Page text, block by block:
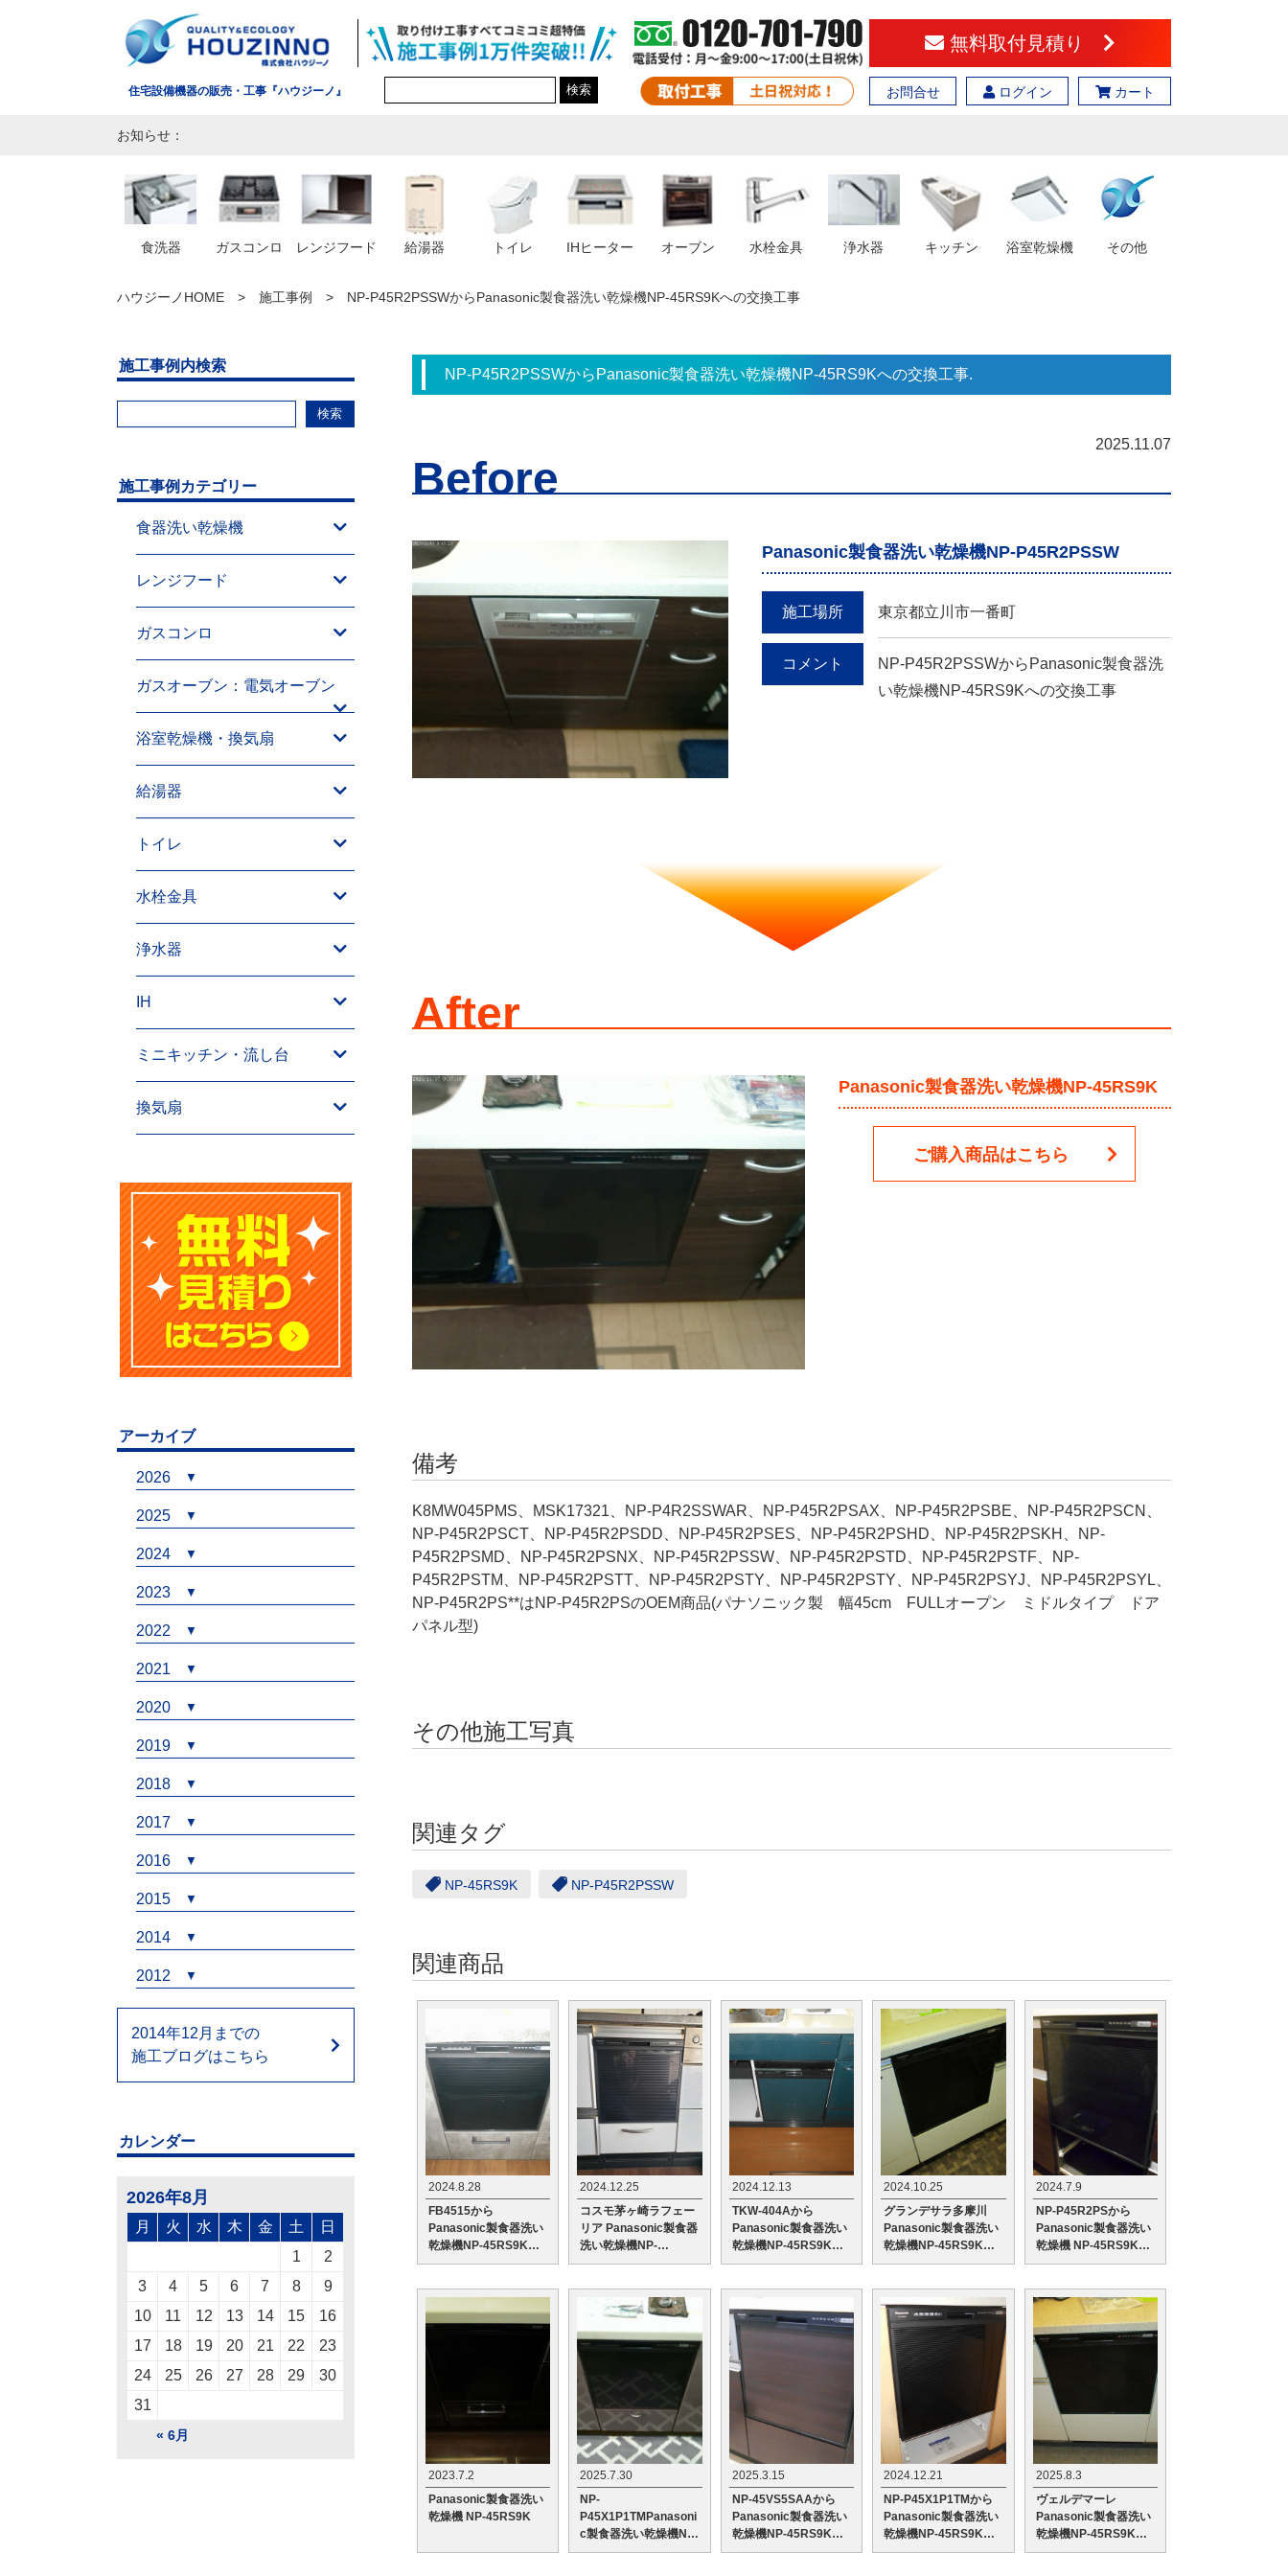
住宅設備機器の販売・工事『ハウジーノ』 検索
無料取付見積り
お問合せ ログイン カート
お知らせ：
食洗器 ガスコンロ レンジフード 給湯器 トイレ IHヒーター オーブン 水栓金具 浄水器 キッチン 浴室乾燥機 その他
ハウジーノHOME 施工事例 NP-P45R2PSSWからPanasonic製食器洗い乾燥機NP-45RS9Kへの交換工事
NP-P45R2PSSWからPanasonic製食器洗い乾燥機NP-45RS9Kへの交換工事.
2025.11.07
Before
Panasonic製食器洗い乾燥機NP-P45R2PSSW
施工場所 東京都立川市一番町
コメント
NP-P45R2PSSWからPanasonic製食器洗
い乾燥機NP-45RS9Kへの交換工事
After
Panasonic製食器洗い乾燥機NP-45RS9K
ご購入商品はこちら
備考
K8MW045PMS、MSK17321、NP-P4R2SSWAR、NP-P45R2PSAX、NP-P45R2PSBE、NP-P45R2PSCN、
NP-P45R2PSCT、NP-P45R2PSDD、NP-P45R2PSES、NP-P45R2PSHD、NP-P45R2PSKH、NP-
P45R2PSMD、NP-P45R2PSNX、NP-P45R2PSSW、NP-P45R2PSTD、NP-P45R2PSTF、NP-
P45R2PSTM、NP-P45R2PSTT、NP-P45R2PSTY、NP-P45R2PSTY、NP-P45R2PSYJ、NP-P45R2PSYL、
NP-P45R2PS**はNP-P45R2PSのOEM商品(パナソニック製 幅45cm FULLオープン ミドルタイプ ドア
パネル型)
その他施工写真
関連タグ
NP-45RS9K NP-P45R2PSSW
関連商品
2024.8.28
FB4515から
Panasonic製食器洗い
乾燥機NP-45RS9Kへ
の交換工事
2024.12.25
コスモ茅ヶ崎ラフェー
リア Panasonic製食器
洗い乾燥機NP-
45RS9Kへの交換工事
2024.12.13
TKW-404Aから
Panasonic製食器洗い
乾燥機NP-45RS9Kへ
の交換工事
2024.10.25
グランデサラ多摩川
Panasonic製食器洗い
乾燥機NP-45RS9Kへ
の交換工事
2024.7.9
NP-P45R2PSから
Panasonic製食器洗い
乾燥機 NP-45RS9Kへ
の交換工事
2023.7.2
Panasonic製食器洗い
乾燥機 NP-45RS9K
2025.7.30
NP-
P45X1P1TMPanasoni
c製食器洗い乾燥機NP-
45RS9Kへの交換工
2025.3.15
NP-45VS5SAAから
Panasonic製食器洗い
乾燥機NP-45RS9Kへ
の交換工事
2024.12.21
NP-P45X1P1TMから
Panasonic製食器洗い
乾燥機NP-45RS9Kへ
の交換工事
2025.8.3
ヴェルデマーレ
Panasonic製食器洗い
乾燥機NP-45RS9Kへ
の交換工事
施工事例内検索
検索
施工事例カテゴリー
食器洗い乾燥機
レンジフード
ガスコンロ
ガスオーブン：電気オーブン
浴室乾燥機・換気扇
給湯器
トイレ
水栓金具
浄水器
IH
ミニキッチン・流し台
換気扇
アーカイブ
2026
2025
2024
2023
2022
2021
2020
2019
2018
2017
2016
2015
2014
2012
2014年12月までの
施工ブログはこちら
カレンダー
2026年8月
月 火 水 木 金 土 日
« 6月
1
2
3
4 5 6 7 8
9
10
11 12 13 14 15
16
17
18 19 20 21 22
23
24
25 26 27 28 29
30
31